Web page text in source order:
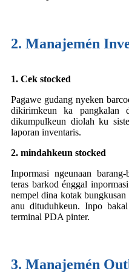
2. Manajemén
1. Cek stocked
Pagawe gudang nyeken
dikirimkeun ka pangkalan
dikumpulkeun diolah ku
laporan inventaris.
2. mindahkeun stocked
Inpormasi ngeunaan
teras barkod énggal
nempel dina kotak bungkusan
anu dituduhkeun. Inpo
terminal PDA pinter.
3. Manajemén